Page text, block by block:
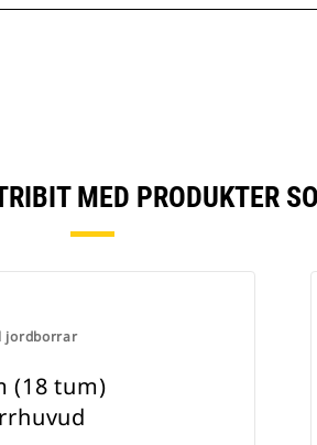
MED PRODUKTER
jordborrar
(18 tum)